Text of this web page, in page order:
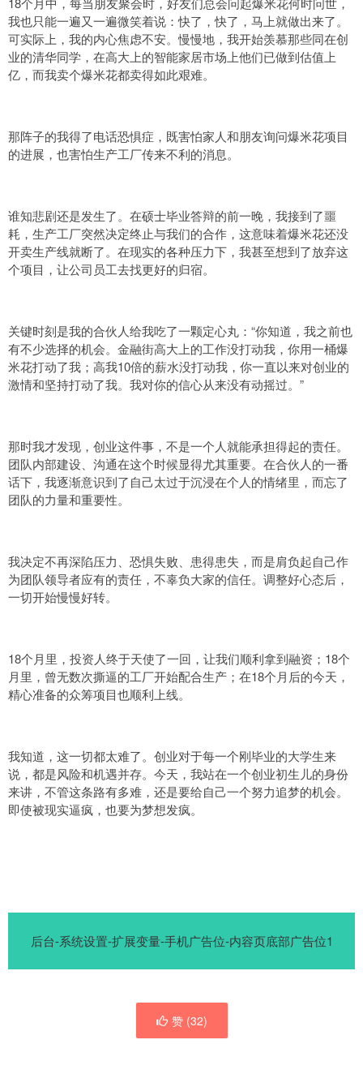
我也只能一遍又一遍微笑着说：快了，快了，马上就做出来了。
可实际上，我的内心焦虑不安。慢慢地，我开始羡慕那些同在创
业的清华同学，在高大上的智能家居市场上他们已做到估值上
亿，而我卖个爆米花都卖得如此艰难。
那阵子的我得了电话恐惧症，既害怕家人和朋友询问爆米花项目
的进展，也害怕生产工厂传来不利的消息。
谁知悲剧还是发生了。在硕士毕业答辩的前一晚，我接到了噩
耗，生产工厂突然决定终止与我们的合作，这意味着爆米花还没
开卖生产线就断了。在现实的各种压力下，我甚至想到了放弃这
个项目，让公司员工去找更好的归宿。
关键时刻是我的合伙人给我吃了一颗定心丸：“你知道，我之前也
有不少选择的机会。金融街高大上的工作没打动我，你用一桶爆
米花打动了我；高我10倍的薪水没打动我，你一直以来对创业的
激情和坚持打动了我。我对你的信心从来没有动摇过。”
那时我才发现，创业这件事，不是一个人就能承担得起的责任。
团队内部建设、沟通在这个时候显得尤其重要。在合伙人的一番
话下，我逐渐意识到了自己太过于沉浸在个人的情绪里，而忘了
团队的力量和重要性。
我决定不再深陷压力、恐惧失败、患得患失，而是肩负起自己作
为团队领导者应有的责任，不辜负大家的信任。调整好心态后，
一切开始慢慢好转。
18个月里，投资人终于天使了一回，让我们顺利拿到融资；18个
月里，曾无数次撕逼的工厂开始配合生产；在18个月后的今天，
精心准备的众筹项目也顺利上线。
我知道，这一切都太难了。创业对于每一个刚毕业的大学生来
说，都是风险和机遇并存。今天，我站在一个创业初生儿的身份
来讲，不管这条路有多难，还是要给自己一个努力追梦的机会。
即使被现实逼疯，也要为梦想发疯。
后台-系统设置-扩展变量-手机广告位-内容页底部广告位1
赞 (32)